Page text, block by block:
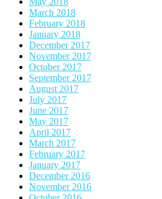
March 2018
February 2018
January 2018
December 2017
November 2017
October 2017
September 2017
August 2017
July 2017
June 2017
May 2017
April 2017
March 2017
February 2017
January 2017
December 2016
November 2016